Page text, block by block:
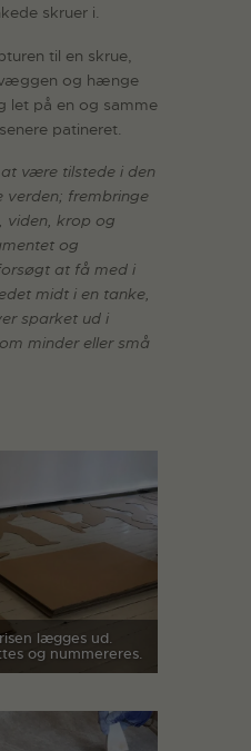
skruer i.
til en skrue,
og hænge
let på en og samme
patineret.
være tilstede i den
verden; frembringe
viden, krop og
og
at få med i
midt i en tanke,
sparket ud i
minder eller små
lægges ud.
og nummereres.